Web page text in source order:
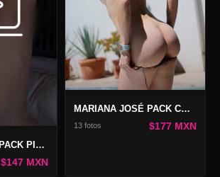
MARIANA JOSE PACK PIEL, TINTA Y DESEO
$147 MXN
MARIANA JOSÉ PACK COMBO ETEREA WORLD 2
13 fotos $177 MXN